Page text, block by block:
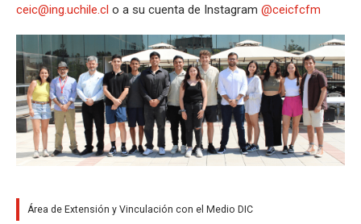
ceic@ing.uchile.cl o a su cuenta de Instagram @ceicfcfm
Área de Extensión y Vinculación con el Medio DIC